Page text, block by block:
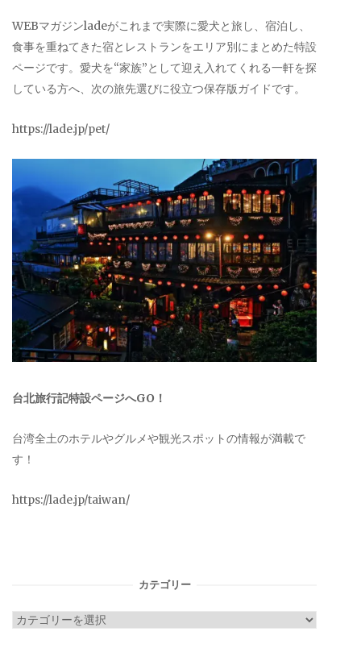
WEBマガジンladeがこれまで実際に愛犬と旅し、宿泊し、
食事を重ねてきた宿とレストランをエリア別にまとめた特設
ページです。愛犬を“家族”として迎え入れてくれる一軒を探
している方へ、次の旅先選びに役立つ保存版ガイドです。
https://lade.jp/pet/
台北旅行記特設ページへGO！
台湾全土のホテルやグルメや観光スポットの情報が満載で
す！
https://lade.jp/taiwan/
カテゴリー
カ